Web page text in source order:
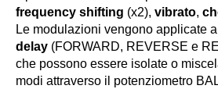
frequency shifting (x2), vibrato,
Le modulazioni vengono applicate a
delay (FORWARD, REVERSE e
che possono essere isolate o
modi attraverso il potenziometro